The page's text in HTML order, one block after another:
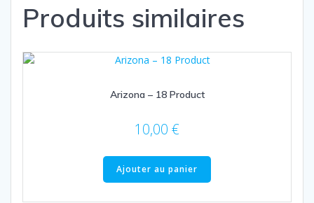
Produits similaires
Arizona – 18 Product
10,00 €
Ajouter au panier